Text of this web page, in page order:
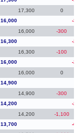
17,300 0
16,000
-
16,000 -300
16,300
-
16,300 -100
16,000
-
16,000 0
14,900
14,900 -300
14,200
-
14,200 -1,100
13,700
-